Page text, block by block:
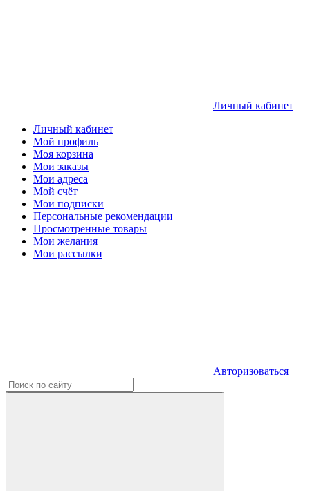
Личный кабинет
Личный кабинет
Мой профиль
Моя корзина
Мои заказы
Мои адреса
Мой счёт
Мои подписки
Персональные рекомендации
Просмотренные товары
Мои желания
Мои рассылки
Авторизоваться